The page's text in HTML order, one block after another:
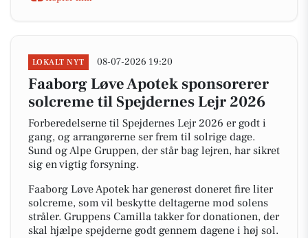
LOKALT NYT 08-07-2026 19:20
Faaborg Løve Apotek sponsorerer
solcreme til Spejdernes Lejr 2026
Forberedelserne til Spejdernes Lejr 2026 er godt i
gang, og arrangørerne ser frem til solrige dage.
Sund og Alpe Gruppen, der står bag lejren, har sikret
sig en vigtig forsyning.
Faaborg Løve Apotek har generøst doneret fire liter
solcreme, som vil beskytte deltagerne mod solens
stråler. Gruppens Camilla takker for donationen, der
skal hjælpe spejderne godt gennem dagene i høj sol.